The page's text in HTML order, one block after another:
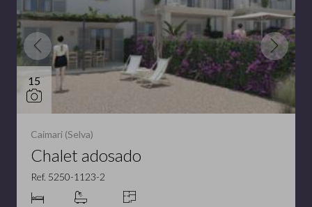
15
Caimari (Selva)
Chalet adosado
Ref. 5250-1123-2